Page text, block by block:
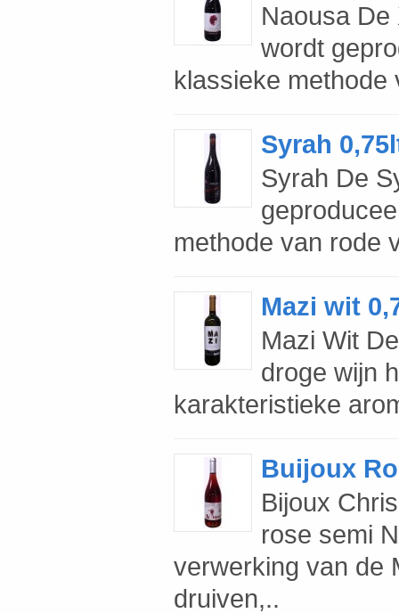
Naousa De
wordt
klassieke methode
Syrah
Syrah De
methode van rode
Mazi wit
Mazi Wit
droge wijn
karakteristieke
Buijoux
Bijoux
rose semi
verwerking van de
druiven,..